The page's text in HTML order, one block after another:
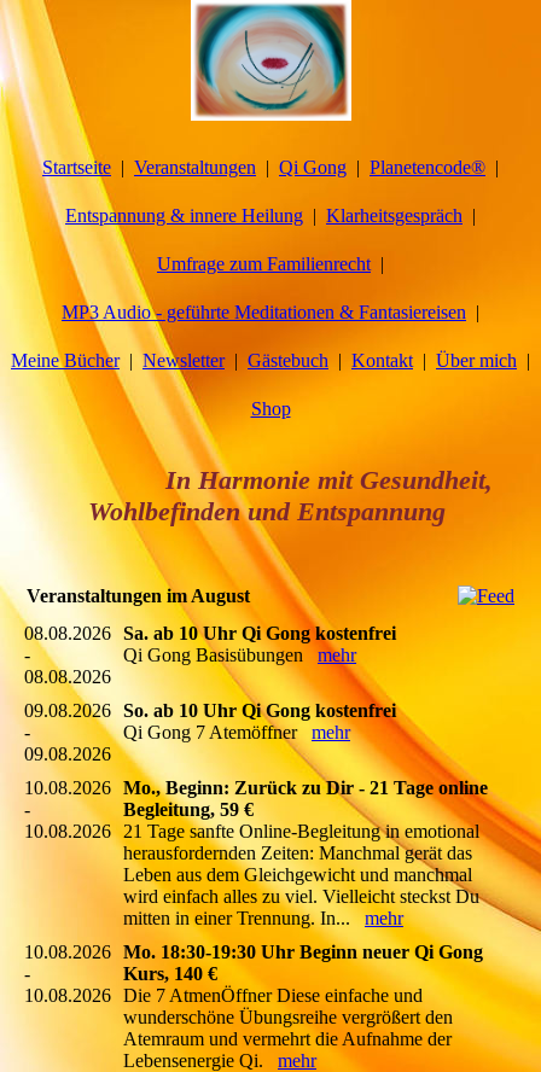
Startseite Veranstaltungen Qi Gong Planetencode®
Entspannung & innere Heilung Klarheitsgespräch
Umfrage zum Familienrecht
MP3 Audio - geführte Meditationen & Fantasiereisen
Meine Bücher Newsletter Gästebuch Kontakt Über mich
Shop
In Harmonie mit Gesundheit,
Wohlbefinden und Entspannung
Veranstaltungen im August
08.08.2026
-
08.08.2026
Sa. ab 10 Uhr Qi Gong kostenfrei
Qi Gong Basisübungen mehr
09.08.2026
-
09.08.2026
So. ab 10 Uhr Qi Gong kostenfrei
Qi Gong 7 Atemöffner mehr
10.08.2026
-
10.08.2026
Mo., Beginn: Zurück zu Dir - 21 Tage online
Begleitung, 59 €
21 Tage sanfte Online-Begleitung in emotional
herausfordernden Zeiten: Manchmal gerät das
Leben aus dem Gleichgewicht und manchmal
wird einfach alles zu viel. Vielleicht steckst Du
mitten in einer Trennung. In...mehr
10.08.2026
-
10.08.2026
Mo. 18:30-19:30 Uhr Beginn neuer Qi Gong
Kurs, 140 €
Die 7 AtmenÖffner Diese einfache und
wunderschöne Übungsreihe vergrößert den
Atemraum und vermehrt die Aufnahme der
Lebensenergie Qi. mehr